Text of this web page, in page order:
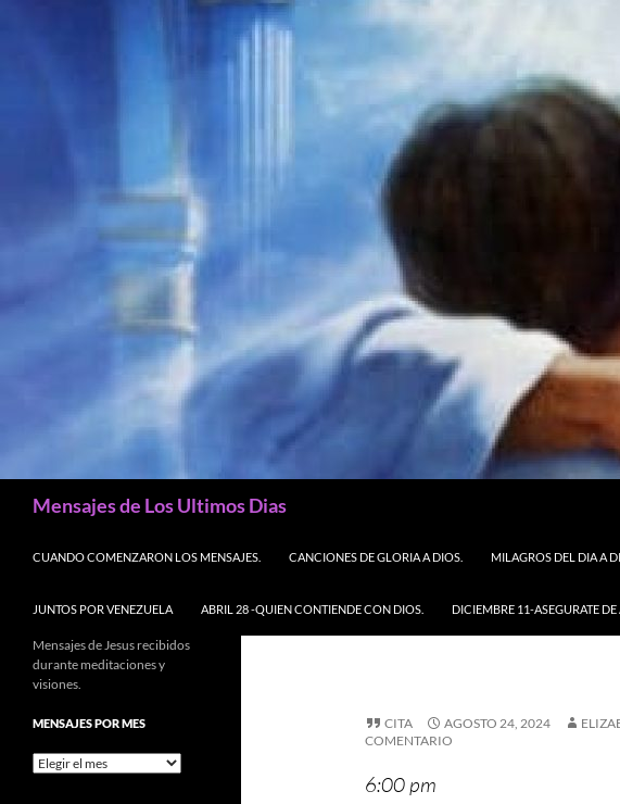
Mensajes de Los Ultimos Dias
CUANDO COMENZARON LOS MENSAJES.
CANCIONES DE GLORIA A DIOS. MILAGROS DEL DIA A
JUNTOS POR VENEZUELA ABRIL 28 -QUIEN CONTIENDE CON DIOS. DICIEMBRE 11-ASEGURATE
CITA AGOSTO 24, 2024
COMENTARIO
6:00 pm
Mensajes de Jesus recibidos
durante meditaciones y
visiones.
MENSAJES POR MES
Mensajes